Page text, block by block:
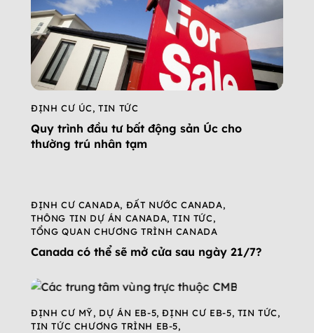
ĐỊNH CƯ ÚC,TIN TỨC
Quy trình đầu tư bất động sản Úc cho
thường trú nhân tạm
ĐỊNH CƯ CANADA, ĐẤT NƯỚC CANADA,
THÔNG TIN DỰ ÁN CANADA,TIN TỨC,
TỔNG QUAN CHƯƠNG TRÌNH CANADA
Canada có thể sẽ mở cửa sau ngày 21/7?
ĐỊNH CƯ MỸ, DỰ ÁN EB-5,ĐỊNH CƯ EB-5, TIN TỨC,
TIN TỨC CHƯƠNG TRÌNH EB-5,